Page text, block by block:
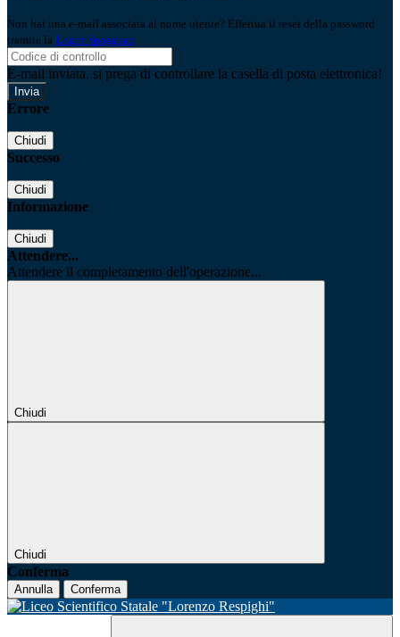
Non hai una e-mail associata al nome utente? Effettua il reset della password
tramite la Login Spaggiari
E-mail inviata, si prega di controllare la casella di posta elettronica!
Errore
Chiudi
Successo
Chiudi
Informazione
Chiudi
Attendere...
Attendere il completamento dell'operazione...
Chiudi
Chiudi
Conferma
Annulla Conferma